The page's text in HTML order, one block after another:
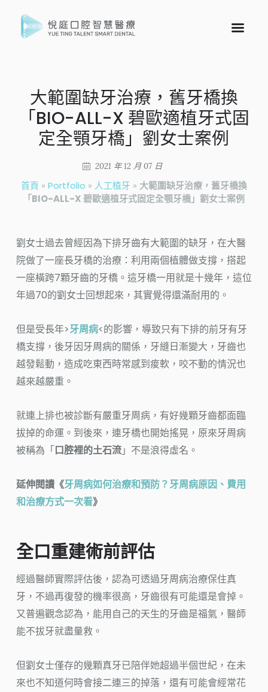
大範圍缺牙治療，舊牙橋換
「BIO-ALL-X 碧歐適植牙式固
定全顎牙橋」劉女士案例
2021 年 12 月 07 日
首頁 » Portfolio » 人工植牙 » 大範圍缺牙治療，舊牙橋換
「BIO-ALL-X 碧歐適植牙式固定全顎牙橋」劉女士案例
劉女士過去曾經因為下排牙齒有大範圍的缺牙，在大醫
院做了一座長牙橋的治療：利用兩個植體做支撐，搭起
一座橫跨7顆牙齒的牙橋。這牙橋一用就是十幾年，這位
年過70的劉女士回想起來，其實覺得還滿耐用的。
但是受長年>牙周病<的影響，導致只有下排的前牙有牙
橋支撐，後牙因牙周病的關係，牙縫日漸變大，牙齒也
越發鬆動，造成吃東西時常感到痠軟，咬不動的情況也
越來越嚴重。
就連上排也被診斷有嚴重牙周病，有好幾顆牙齒都面臨
拔掉的命運。到後來，連牙橋也開始搖晃，原來牙周病
被稱為「口腔裡的土石流」不是浪得虛名。
延伸閱讀《牙周病如何治療和預防？牙周病原因、費用
和治療方式一次看》
全口重建術前評估
經過醫師實際評估後，認為可透過牙周病治療保住真
牙，不過再復發的機率很高，牙齒很有可能還是會掉。
又普遍觀念認為，能用自己的天生的牙齒是福氣，醫師
能不拔牙就盡量救。
但劉女士僅存的幾顆真牙已陪伴她超過半個世紀，在未
來也不知道何時會接二連三的掉落，還有可能會經常花